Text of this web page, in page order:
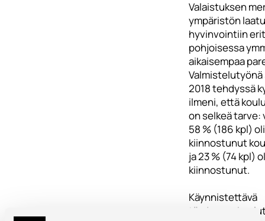
Valaistuksen
ympäristön
hyvinvointiin
pohjoisessa
aikaisempaa
Valmistelutyönä
2018 tehdyssä
ilmeni, että
on selkeä tarve:
58 % (186 kpl) oli
kiinnostunut
ja 23 % (74 kpl)
kiinnostunut.
Käynnistettävä